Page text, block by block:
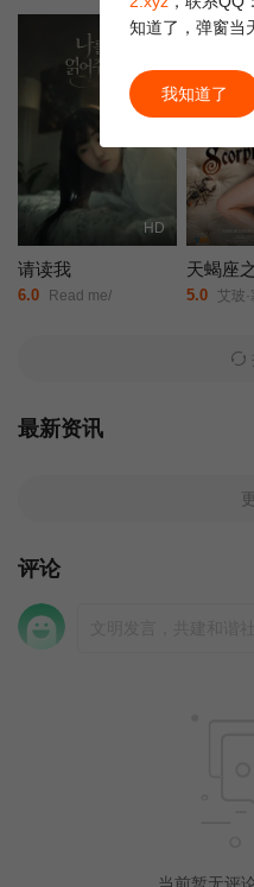
HD
请读我
6.0 Read me/
天蝎座
5.0 艾玻·塞尔索/撒哈
最新资讯
评论
当前暂无评
知道了，弹窗当
我知道了